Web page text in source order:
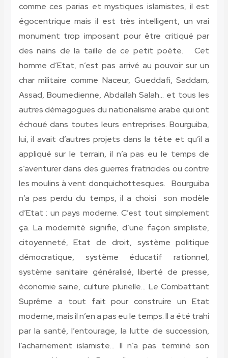
comme ces parias et mystiques islamistes, il est
égocentrique mais il est très intelligent, un vrai
monument trop imposant pour être critiqué par
des nains de la taille de ce petit poète. Cet
homme d’Etat, n’est pas arrivé au pouvoir sur un
char militaire comme Naceur, Gueddafi, Saddam,
Assad, Boumedienne, Abdallah Salah… et tous les
autres démagogues du nationalisme arabe qui ont
échoué dans toutes leurs entreprises. Bourguiba,
lui, il avait d’autres projets dans la tête et qu’il a
appliqué sur le terrain, il n’a pas eu le temps de
s’aventurer dans des guerres fratricides ou contre
les moulins à vent donquichottesques. Bourguiba
n’a pas perdu du temps, il a choisi son modèle
d’Etat : un pays moderne. C’est tout simplement
ça. La modernité signifie, d’une façon simpliste,
citoyenneté, Etat de droit, système politique
démocratique, système éducatif rationnel,
système sanitaire généralisé, liberté de presse,
économie saine, culture plurielle… Le Combattant
Suprême a tout fait pour construire un Etat
moderne, mais il n’en a pas eu le temps. Il a été trahi
par la santé, l’entourage, la lutte de succession,
l’acharnement islamiste… Il n’a pas terminé son